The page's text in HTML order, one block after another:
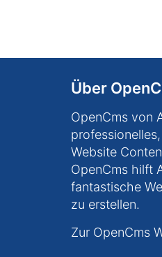
Über
OpenCms von
Website
OpenCms hilft
fantastische
zu erstellen.
Zur OpenCms